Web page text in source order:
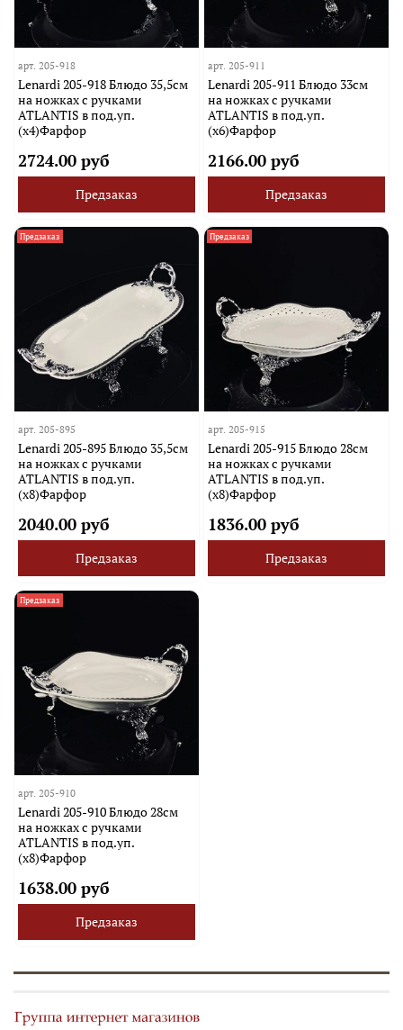
арт. 205-918
Lenardi 205-918 Блюдо 35,5см
на ножках с ручками
ATLANTIS в под.уп.
(х4)Фарфор
2724.00 руб
Предзаказ
арт. 205-911
Lenardi 205-911 Блюдо 33см
на ножках с ручками
ATLANTIS в под.уп.
(х6)Фарфор
2166.00 руб
Предзаказ
Предзаказ
арт. 205-895
Lenardi 205-895 Блюдо 35,5см
на ножках с ручками
ATLANTIS в под.уп.
(х8)Фарфор
2040.00 руб
Предзаказ
Предзаказ
арт. 205-915
Lenardi 205-915 Блюдо 28см
на ножках с ручками
ATLANTIS в под.уп.
(х8)Фарфор
1836.00 руб
Предзаказ
Предзаказ
арт.205-910
Lenardi 205-910 Блюдо 28см
на ножках с ручками
ATLANTIS в под.уп.
(х8)Фарфор
1638.00 руб
Предзаказ